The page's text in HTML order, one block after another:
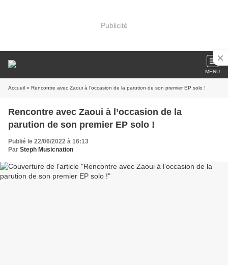
Publicité
MENU
Accueil » Rencontre avec Zaoui à l’occasion de la parution de son premier EP solo !
Rencontre avec Zaoui à l’occasion de la
parution de son premier EP solo !
Publié le 22/06/2022 à 16:13
Par Steph Musicnation